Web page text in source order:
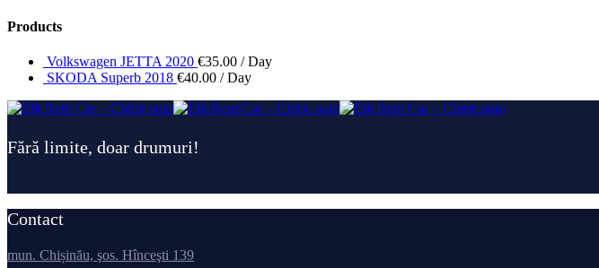
Products
Volkswagen JETTA 2020 €35.00 / Day
SKODA Superb 2018 €40.00 / Day
Fără limite, doar drumuri!
Contact
mun. Chișinău, şos. Hînceşti 139